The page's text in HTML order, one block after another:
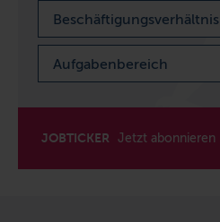
Beschäftigungsverhältnis
Aufgabenbereich
JOBTICKER Jetzt abonnieren